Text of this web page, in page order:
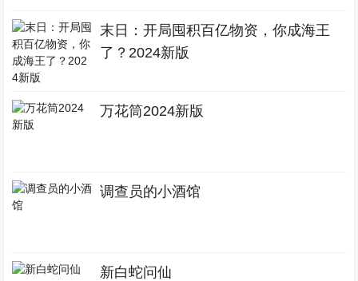
末日：开局囤积百亿物资，你成海王
了？2024新版
万花筒2024新版
调查员的小酒馆
新白蛇问仙